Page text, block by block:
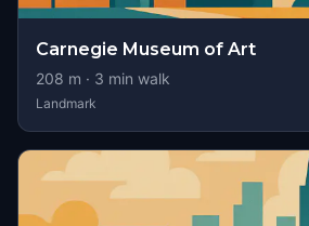
Carnegie Museum of Art
208 m · 3 min walk
Landmark